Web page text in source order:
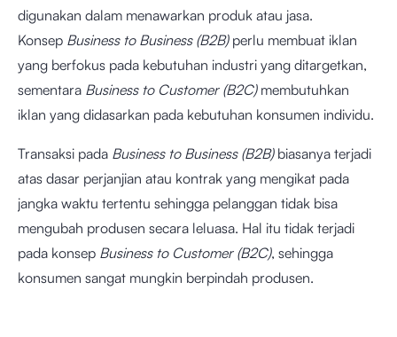
digunakan dalam menawarkan produk atau jasa.
Konsep Business to Business (B2B)perlu membuat iklan
yang berfokus pada kebutuhan industri yang ditargetkan,
sementara Business to Customer (B2C) membutuhkan
iklan yang didasarkan pada kebutuhan konsumen individu.
Transaksi pada Business to Business (B2B) biasanya terjadi
atas dasar perjanjian atau kontrak yang mengikat pada
jangka waktu tertentu sehingga pelanggan tidak bisa
mengubah produsen secara leluasa. Hal itu tidak terjadi
pada konsep Business to Customer (B2C), sehingga
konsumen sangat mungkin berpindah produsen.